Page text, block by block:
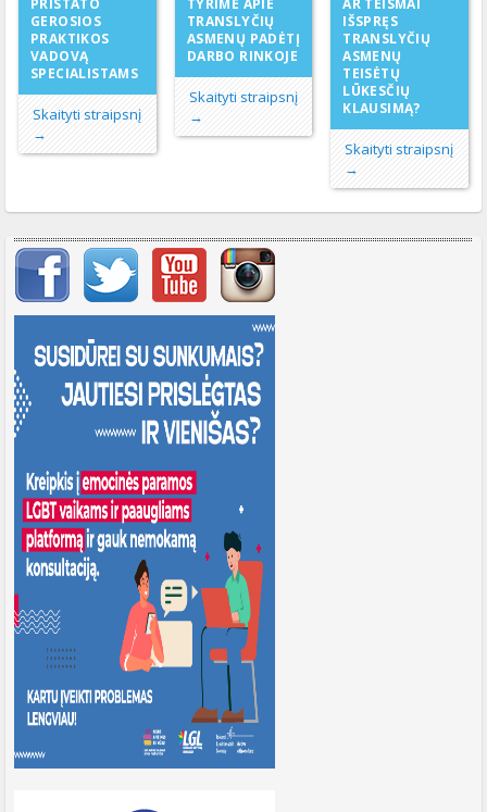
PRISTATO
GEROSIOS
PRAKTIKOS
VADOVĄ
SPECIALISTAMS
Skaityti straipsnį
→
TRANSLYČIŲ
ASMENŲ PADĖTĮ
DARBO RINKOJE
Skaityti straipsnį
→
AR TEISMAI
IŠSPRĘS
TRANSLYČIŲ
ASMENŲ
TEISĖTŲ
LŪKESČIŲ
KLAUSIMĄ?
Skaityti straipsnį
→
Svarbių įrašų meniu